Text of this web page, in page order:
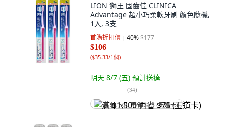
LION 獅王 固齒佳 CLINICA
Advantage 超小巧柔軟牙刷 顏色隨機,
1入, 3支
首購折扣價 40%$177
$106
($35.33/1個)
明天 8/7 (五) 預計送達
(34)
满 $1,500 再省 $75 (王道卡)